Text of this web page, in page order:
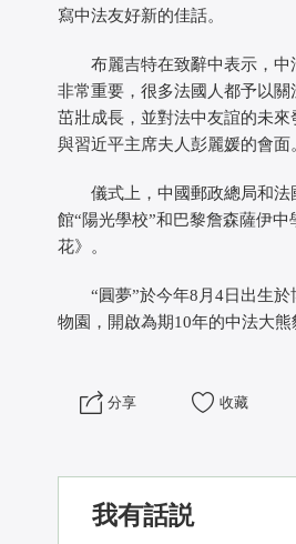
寫中法友好新的佳話。
布麗吉特在致辭中表示，中法
非常重要，很多法國人都予以
茁壯成長，並對法中友誼的未
與習近平主席夫人彭麗媛的會面
儀式上，中國郵政總局和法國
館“陽光學校”和巴黎詹森薩伊
花》。
“圓夢”於今年8月4日出生於
物園，開啟為期10年的中法大熊
分享 收藏
我有話説